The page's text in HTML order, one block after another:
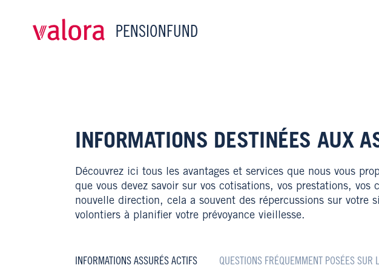
PENSIONFUND
INFORMATIONS DESTINÉES AUX
Découvrez ici tous les avantages et services que nous vous
que vous devez savoir sur vos cotisations, vos prestations,
nouvelle direction, cela a souvent des répercussions sur votre
volontiers à planifier votre prévoyance vieillesse.
INFORMATIONS ASSURÉS ACTIFS QUESTIONS FRÉQUEMMENT POSÉES